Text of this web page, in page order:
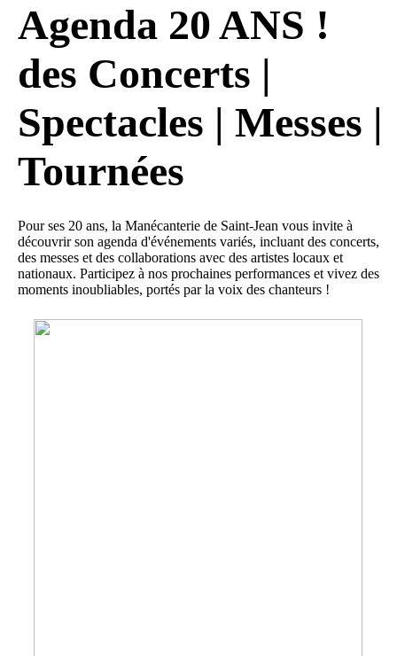
Agenda 20 ANS !
des Concerts |
Spectacles | Messes |
Tournées
Pour ses 20 ans, la Manécanterie de Saint-Jean vous invite à
découvrir son agenda d'événements variés, incluant des concerts,
des messes et des collaborations avec des artistes locaux et
nationaux. Participez à nos prochaines performances et vivez des
moments inoubliables, portés par la voix des chanteurs !